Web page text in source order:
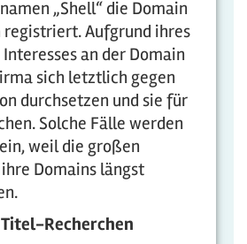
„Shell“ die Domain
Aufgrund ihres
an der Domain
sich letztlich gegen
durchsetzen und sie für
Solche Fälle werden
weil die großen
Domains längst
Recherchen